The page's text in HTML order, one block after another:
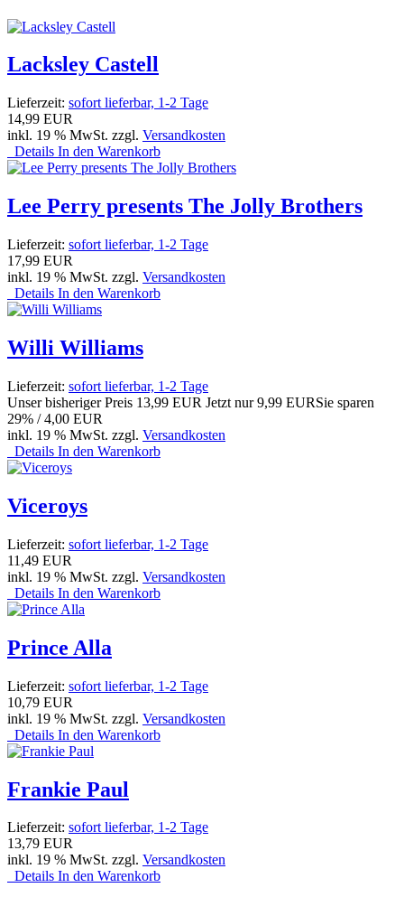
Lacksley Castell
Lieferzeit: sofort lieferbar, 1-2 Tage
14,99 EUR
inkl. 19 % MwSt. zzgl. Versandkosten
Details In den Warenkorb
Lee Perry presents The Jolly Brothers
Lieferzeit: sofort lieferbar, 1-2 Tage
17,99 EUR
inkl. 19 % MwSt. zzgl. Versandkosten
Details In den Warenkorb
Willi Williams
Lieferzeit: sofort lieferbar, 1-2 Tage
Unser bisheriger Preis 13,99 EUR Jetzt nur9,99 EURSie sparen
29% / 4,00 EUR
inkl. 19 % MwSt. zzgl. Versandkosten
Details In den Warenkorb
Viceroys
Lieferzeit: sofort lieferbar, 1-2 Tage
11,49 EUR
inkl. 19 % MwSt. zzgl. Versandkosten
Details In den Warenkorb
Prince Alla
Lieferzeit: sofort lieferbar, 1-2 Tage
10,79 EUR
inkl. 19 % MwSt. zzgl. Versandkosten
Details In den Warenkorb
Frankie Paul
Lieferzeit: sofort lieferbar, 1-2 Tage
13,79 EUR
inkl. 19 % MwSt. zzgl. Versandkosten
Details In den Warenkorb